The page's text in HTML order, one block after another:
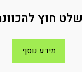
שלט חוץ
מידע נוסף